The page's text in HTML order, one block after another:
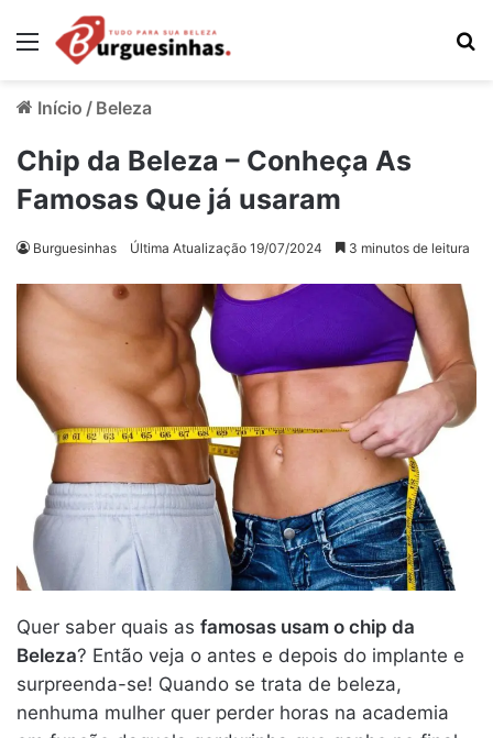
Menu
Início / Beleza
Chip da Beleza – Conheça As
Famosas Que já usaram
Burguesinhas Última Atualização 19/07/2024 3 minutos de leitura
Quer saber quais as famosas usam o chip da
Beleza? Então veja o antes e depois do implante e
surpreenda-se! Quando se trata de beleza,
nenhuma mulher quer perder horas na academia